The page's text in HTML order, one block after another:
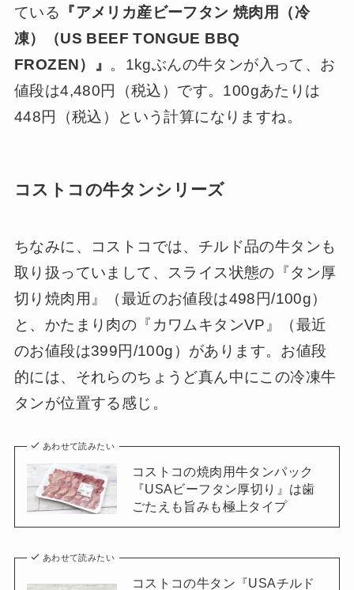
ている
『アメリカ産ビーフタン 焼肉用（冷
凍）（US BEEF TONGUE BBQ
FROZEN）』 。1kgぶんの牛タンが入って、お
値段は4,480円（税込）です。100gあたりは
448円（税込）という計算になりますね。
コストコの牛タンシリーズ
ちなみに、コストコでは、チルド品の牛タンも
取り扱っていまして、スライス状態の『タン厚
切り焼肉用』（最近のお値段は498円/100g）
と、かたまり肉の『カワムキタンVP』（最近
のお値段は399円/100g）があります。お値段
的には、それらのちょうど真ん中にこの冷凍牛
タンが位置する感じ。
あわせて読みたい
コストコの焼肉用牛タンパック
『USAビーフタン厚切り』は歯
ごたえも旨みも極上タイプ
あわせて読みたい
コストコの牛タン『USAチルド